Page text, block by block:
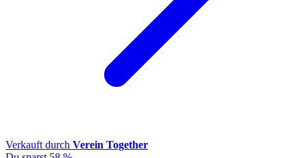
Verkauft durch Verein Together